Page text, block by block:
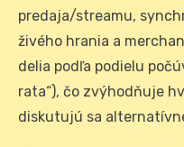
predaja/streamu,
živého hrania a
delia podľa podielu
rata“), čo zvýhodňuje
diskutujú sa